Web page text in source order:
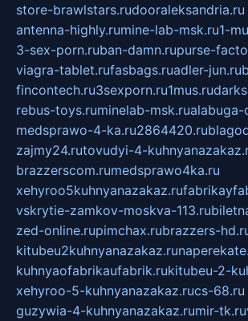
store-brawlstars.rudooraleksandria.ru
antenna-highly.rumine-lab-msk.ru1-
3-sex-porn.ruban-damn.rupurse-
viagra-tablet.rufasbags.ruadler-jun.ru
fincontech.ru3sexporn.ru1mus.ru
rebus-toys.ruminelab-msk.ru
medsprawo-4-ka.ru2864420.ru
zajmy24.rutovudyi-4-
brazzerscom.rumedsprawo4ka.ru
xehyroo5kuhnyanazakaz.ru
vskrytie-zamkov-moskva-113.ru
zed-online.rupimchax.rubrazzers-
kitubeu2kuhnyanazakaz.ru
kuhnyaofabrikaufabrik.rukitubeu-2-
xehyroo-5-kuhnyanazakaz.rucs-68.ru
guzywia-4-kuhnyanazakaz.rumir-tk.ru